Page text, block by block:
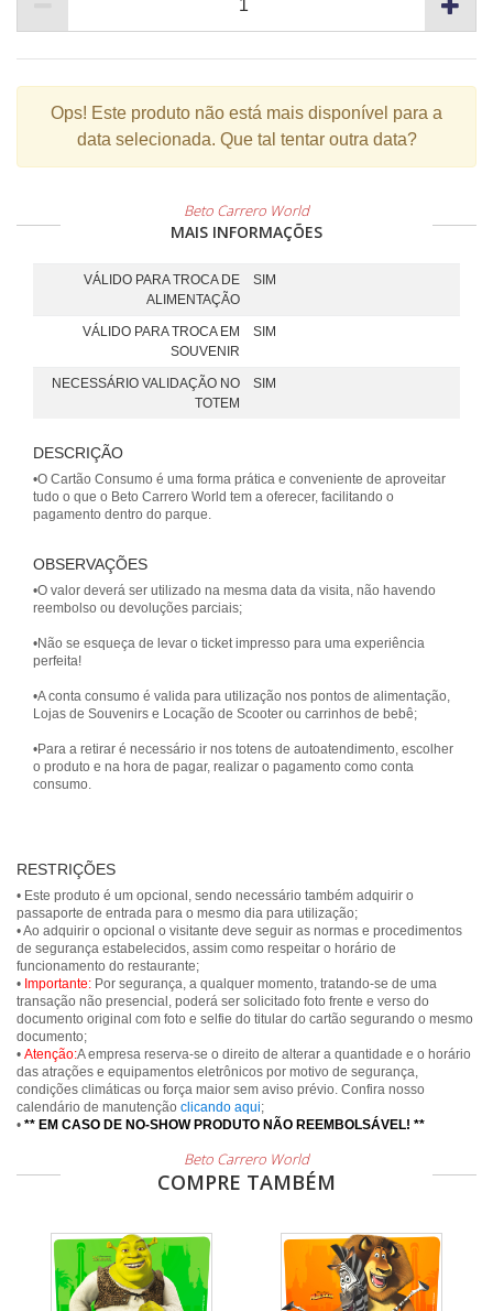
Ops! Este produto não está mais disponível para a
data selecionada. Que tal tentar outra data?
Beto Carrero World
MAIS INFORMAÇÕES
VÁLIDO PARA TROCA DE
ALIMENTAÇÃO
SIM
VÁLIDO PARA TROCA EM
SOUVENIR
SIM
NECESSÁRIO VALIDAÇÃO NO
TOTEM
SIM
DESCRIÇÃO
•O Cartão Consumo é uma forma prática e conveniente de aproveitar
tudo o que o Beto Carrero World tem a oferecer, facilitando o
OBSERVAÇÕES
•O valor deverá ser utilizado na mesma data da visita, não havendo
reembolso ou devoluções parciais;
•Não se esqueça de levar o ticket impresso para uma experiência
perfeita!
•A conta consumo é valida para utilização nos pontos de alimentação,
Lojas de Souvenirs e Locação de Scooter ou carrinhos de bebê;
•Para a retirar é necessário ir nos totens de autoatendimento, escolher
o produto e na hora de pagar, realizar o pagamento como conta
consumo.
RESTRIÇÕES
• Este produto é um opcional, sendo necessário também adquirir o
passaporte de entrada para o mesmo dia para utilização;
• Ao adquirir o opcional o visitante deve seguir as normas e procedimentos
de segurança estabelecidos, assim como respeitar o horário de
funcionamento do restaurante;
• Importante: Por segurança, a qualquer momento, tratando-se de uma
transação não presencial, poderá ser solicitado foto frente e verso do
documento original com foto e selfie do titular do cartão segurando o mesmo
documento;
• Atenção:A empresa reserva-se o direito de alterar a quantidade e o horário
das atrações e equipamentos eletrônicos por motivo de segurança,
condições climáticas ou força maior sem aviso prévio. Confira nosso
calendário de manutenção clicando aqui;
• ** EM CASO DE NO-SHOW PRODUTO NÃO REEMBOLSÁVEL! **
Beto Carrero World
COMPRE TAMBÉM